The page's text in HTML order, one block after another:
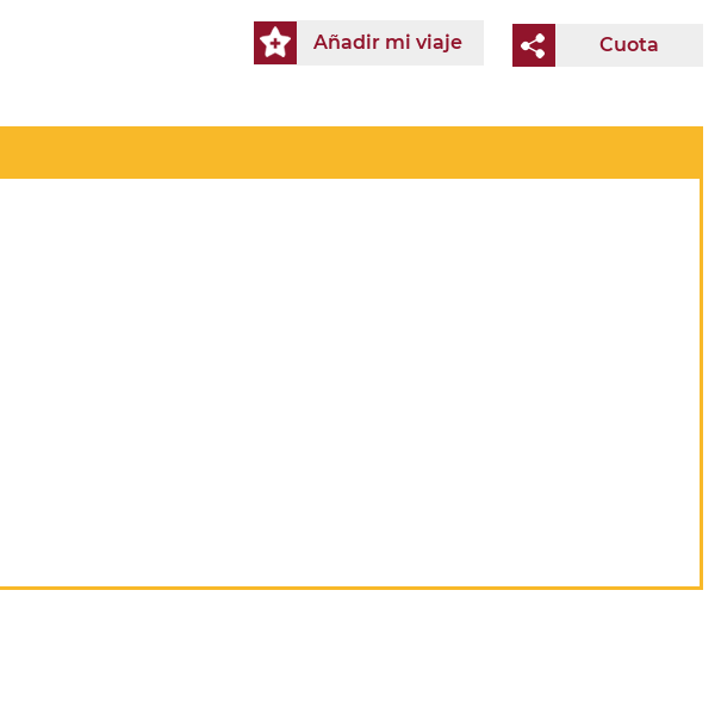
Cuota
Añadir mi viaje